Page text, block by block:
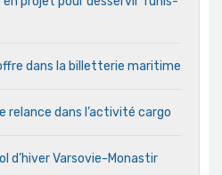
dans la billetterie maritime
relance dans l’activité cargo
d’hiver Varsovie-Monastir